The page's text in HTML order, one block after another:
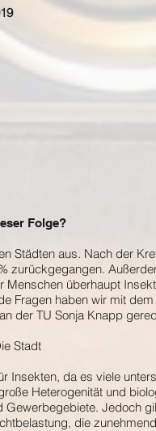
Folge?
Städten aus. Nach der
zurückgegangen.
Menschen überhaupt
Fragen haben wir mit
der TU Sonja Knapp
Stadt
Insekten, da es viele
Heterogenität und
Gewerbegebiete. Jedoch
die